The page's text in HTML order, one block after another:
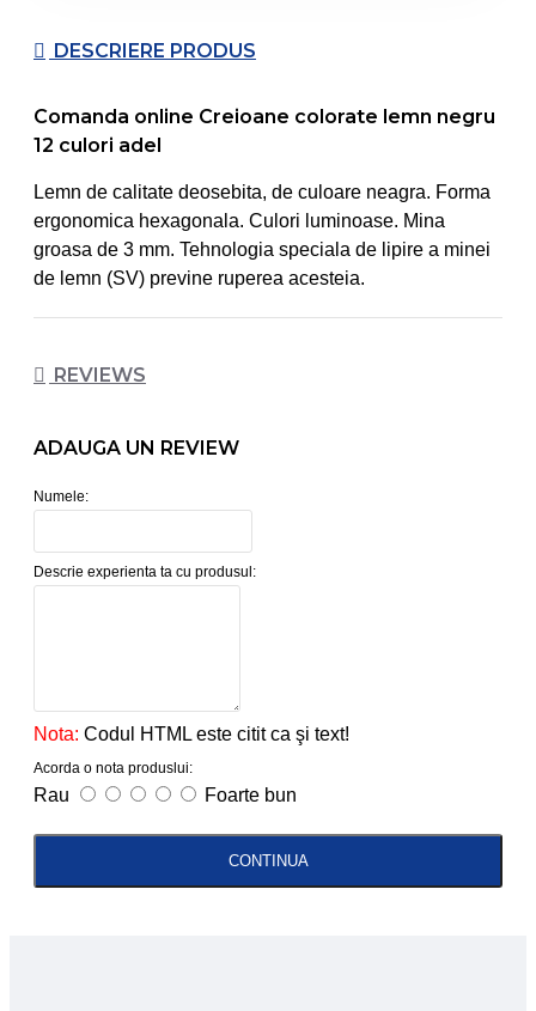
DESCRIERE PRODUS
Comanda online Creioane colorate lemn negru
12 culori adel
Lemn de calitate deosebita, de culoare neagra. Forma
ergonomica hexagonala. Culori luminoase. Mina
groasa de 3 mm. Tehnologia speciala de lipire a minei
de lemn (SV) previne ruperea acesteia.
REVIEWS
ADAUGA UN REVIEW
Numele:
Descrie experienta ta cu produsul:
Nota: Codul HTML este citit ca şi text!
Acorda o nota produslui:
Rau Foarte bun
CONTINUA